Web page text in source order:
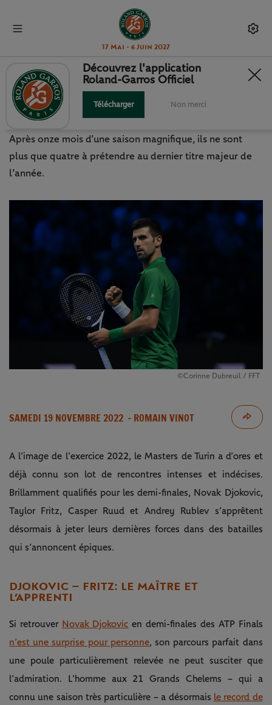
17 Mai - 6 Juin 2027
ATP FINALS : SIXIÈME SACRE OU
NOUVEAU CHAMPION ?
Après onze mois d’une saison magnifique, ils ne sont
plus que quatre à prétendre au dernier titre majeur de
l’année.
©Corinne Dubreuil / FFT
SAMEDI 19 NOVEMBRE 2022 - ROMAIN VINOT
A l’image de l’exercice 2022, le Masters de Turin a d’ores et
déjà connu son lot de rencontres intenses et indécises.
Brillamment qualifiés pour les demi-finales, Novak Djokovic,
Taylor Fritz, Casper Ruud et Andrey Rublev s’apprêtent
désormais à jeter leurs dernières forces dans des batailles
qui s’annoncent épiques.
DJOKOVIC – FRITZ : LE MAÎTRE ET
L’APPRENTI
Si retrouver Novak Djokovic en demi-finales des ATP Finals
n’est une surprise pour personne, son parcours parfait dans
une poule particulièrement relevée ne peut susciter que
l’admiration. L’homme aux 21 Grands Chelems – qui a
connu une saison très particulière – a désormais le record de
Découvrez l'application
Roland-Garros Officiel
Télécharger Non merci